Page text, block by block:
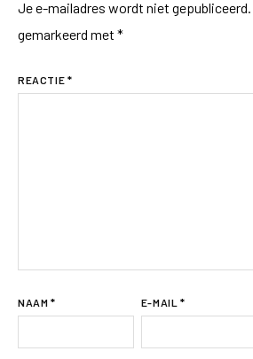
Je e-mailadres wordt niet gepubliceerd.
gemarkeerd met *
REACTIE *
NAAM * E-MAIL *